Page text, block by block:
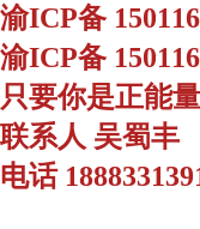
渝ICP备
渝ICP备
只要你是正能
联系人 吴蜀丰
电话